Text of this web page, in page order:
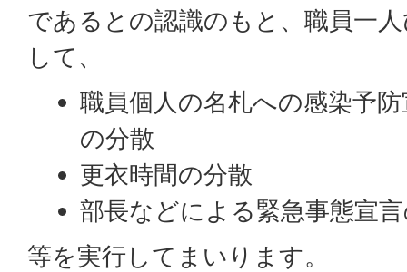
であるとの認識のもと、職員一
して、
職員個人の名札への感染予
の分散
更衣時間の分散
部長などによる緊急事態宣
等を実行してまいります。